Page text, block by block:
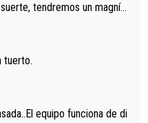
tendremos un magnífi
tuerto.
equipo funciona de di